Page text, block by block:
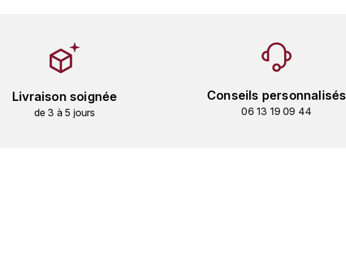
Livraison soignée
de 3 à 5 jours
Conseils personnalisés
06 13 19 09 44